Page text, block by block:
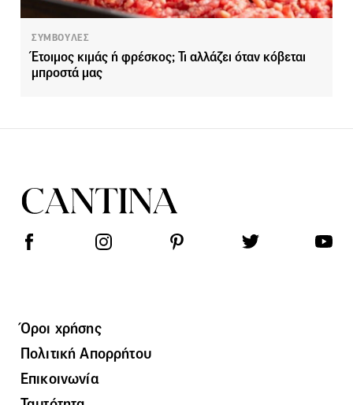
ΣΥΜΒΟΥΛΕΣ
Έτοιμος κιμάς ή φρέσκος; Τι αλλάζει όταν κόβεται
μπροστά μας
Όροι χρήσης
Πολιτική Απορρήτου
Επικοινωνία